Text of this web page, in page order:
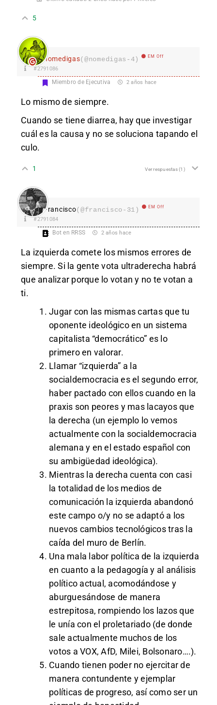
5
nomedigas(@nomedigas-4) EM Off
#2791086
Miembro de Ejecutiva 2 años hace
Lo mismo de siempre.
Cuando se tiene diarrea, hay que investigar
cuál es la causa y no se soluciona tapando el
culo.
1 Ver respuestas(1)
Francisco(@francisco-31) EM Off
#2791084
Bot en RRSS 2 años hace
La izquierda comete los mismos errores de
siempre. Si la gente vota ultraderecha habrá
que analizar porque lo votan y no te votan a
ti.
Jugar con las mismas cartas que tu
oponente ideológico en un sistema
capitalista “democrático” es lo
primero en valorar.
Llamar “izquierda” a la
socialdemocracia es el segundo error,
haber pactado con ellos cuando en la
praxis son peores y mas lacayos que
la derecha (un ejemplo lo vemos
actualmente con la socialdemocracia
alemana y en el estado español con
su ambigüedad ideológica).
Mientras la derecha cuenta con casi
la totalidad de los medios de
comunicación la izquierda abandonó
este campo o/y no se adaptó a los
nuevos cambios tecnológicos tras la
caída del muro de Berlín.
Una mala labor política de la izquierda
en cuanto a la pedagogía y al análisis
político actual, acomodándose y
aburguesándose de manera
estrepitosa, rompiendo los lazos que
le unía con el proletariado (de donde
sale actualmente muchos de los
votos a VOX, AfD, Milei, Bolsonaro….).
Cuando tienen poder no ejercitar de
manera contundente y ejemplar
políticas de progreso, así como ser un